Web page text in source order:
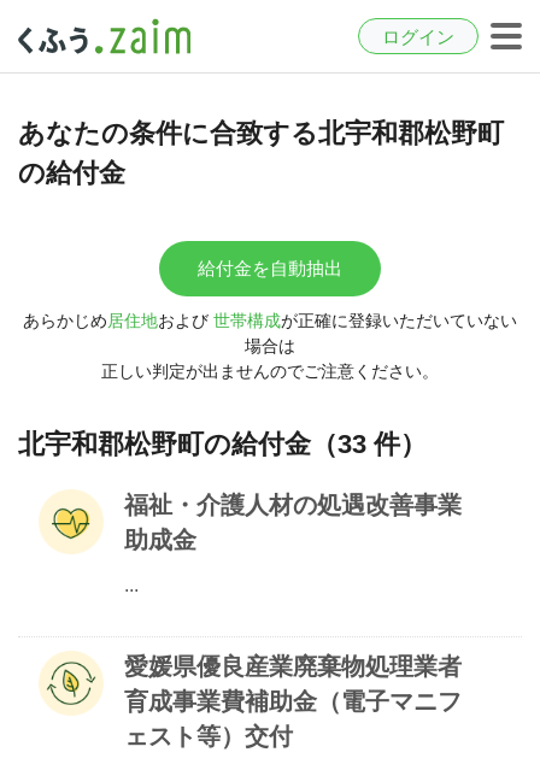
ログイン
あなたの条件に合致する北宇和郡松野町
の給付金
給付金を自動抽出
あらかじめ居住地および 世帯構成が正確に登録いただいていない
場合は
正しい判定が出ませんのでご注意ください。
北宇和郡松野町の給付金（33 件）
福祉・介護人材の処遇改善事業
助成金
...
愛媛県優良産業廃棄物処理業者
育成事業費補助金（電子マニフ
ェスト等）交付